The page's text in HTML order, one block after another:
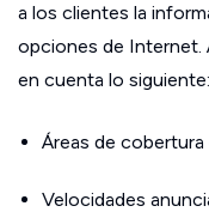
a los clientes la
opciones de Internet.
en cuenta lo siguiente:
Áreas de
Velocidades